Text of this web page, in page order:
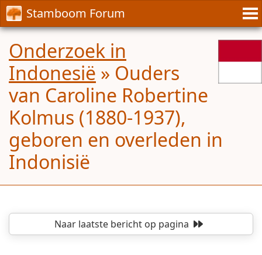
Stamboom Forum
Onderzoek in
Indonesië » Ouders
van Caroline Robertine
Kolmus (1880-1937),
geboren en overleden in
Indonisië
Naar laatste berichtop pagina